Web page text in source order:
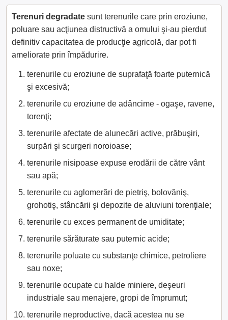
Terenuri degradate sunt terenurile care prin eroziune,
poluare sau acţiunea distructivă a omului şi-au pierdut
definitiv capacitatea de producţie agricolă, dar pot fi
ameliorate prin împădurire.
terenurile cu eroziune de suprafaţă foarte puternică
şi excesivă;
terenurile cu eroziune de adâncime - ogaşe, ravene,
torenţi;
terenurile afectate de alunecări active, prăbuşiri,
surpări şi scurgeri noroioase;
terenurile nisipoase expuse erodării de către vânt
sau apă;
terenurile cu aglomerări de pietriş, bolovăniş,
grohotiş, stâncării şi depozite de aluviuni torenţiale;
terenurile cu exces permanent de umiditate;
terenurile sărăturate sau puternic acide;
terenurile poluate cu substanţe chimice, petroliere
sau noxe;
terenurile ocupate cu halde miniere, deşeuri
industriale sau menajere, gropi de împrumut;
terenurile neproductive, dacă acestea nu se